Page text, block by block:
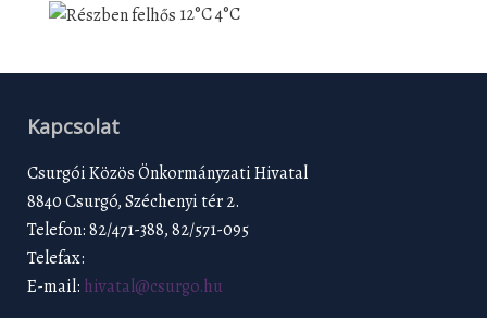
12°C4°C
Kapcsolat
Csurgói Közös Önkormányzati Hivatal
8840 Csurgó, Széchenyi tér 2.
Telefon: 82/471-388, 82/571-095
Telefax:
E-mail: hivatal@csurgo.hu